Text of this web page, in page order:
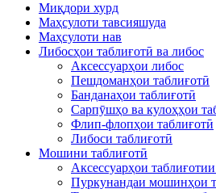
Миқдори хурд
Маҳсулоти тавсияшуда
Маҳсулоти нав
Либосҳои таблиғотӣ ва либос
Аксессуарҳои либос
Пешдоманҳои таблиғотӣ
Банданаҳои таблиғотӣ
Сарпӯшҳо ва кулоҳҳои
Флип-флопҳои таблиғотӣ
Либоси таблиғотӣ
Мошини таблиғотӣ
Аксессуарҳои
Пуркунандаи мошинҳои